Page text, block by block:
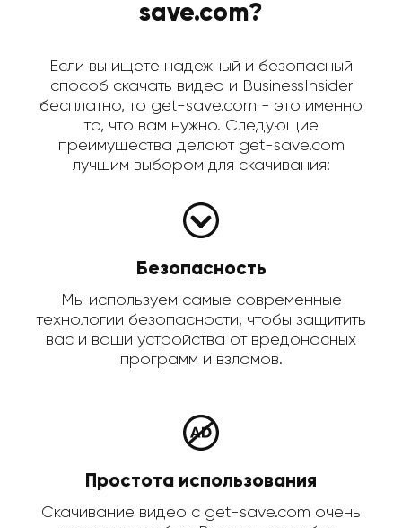
save.com?
Если вы ищете надежный и безопасный
способ скачать видео и BusinessInsider
бесплатно, то get-save.com - это именно
то, что вам нужно. Следующие
преимущества делают get-save.com
лучшим выбором для скачивания:
Безопасность
Мы используем самые современные
технологии безопасности, чтобы защитить
вас и ваши устройства от вредоносных
программ и взломов.
Простота использования
Скачивание видео с get-save.com очень